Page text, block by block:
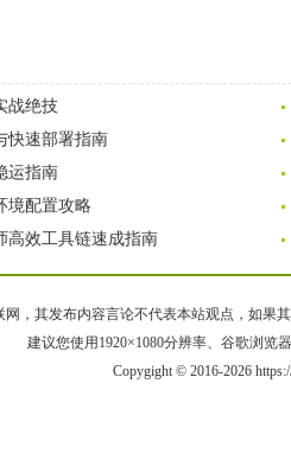
战绝技
快速部署指南
运指南
境配置攻略
高效工具链速成指南
网，其发布内容言论不代表本站观点，如果
建议您使用1920×1080分辨率、谷歌浏览
Copygight © 2016-2026